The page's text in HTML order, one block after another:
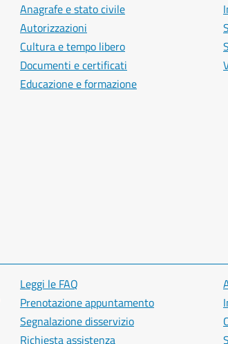
Anagrafe e stato civile
Autorizzazioni
Cultura e tempo libero
Documenti e certificati
Educazione e formazione
Leggi le FAQ
Prenotazione appuntamento
Segnalazione disservizio
Richiesta assistenza